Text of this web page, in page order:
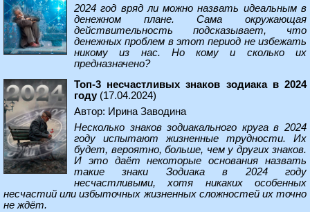
2024 год вряд ли можно назвать идеальным в
денежном плане. Сама окружающая
действительность подсказывает, что
денежных проблем в этот период не избежать
никому из нас. Но кому и сколько их
предназначено?
Топ-3 несчастливых знаков зодиака в 2024
году(17.04.2024)
Автор: Ирина Заводина
Несколько знаков зодиакального круга в 2024
году испытают жизненные трудности. Их
будет, вероятно, больше, чем у других знаков.
И это даёт некоторые основания назвать
такие знаки Зодиака в 2024 году
несчастливыми, хотя никаких особенных
несчастий или избыточных жизненных сложностей их точно
не ждёт.